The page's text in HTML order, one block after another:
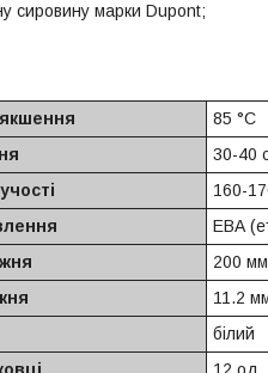
сировину марки Dupont;
85 °С
30-40
160-
ЕВА
200 мм
11.2
білий